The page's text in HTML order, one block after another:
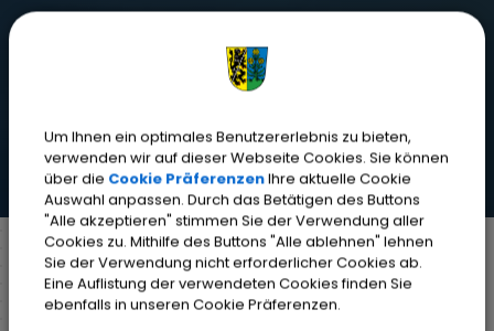
Markt Weisendorf
Service-Links
Inhaltsverzeichnis
Um Ihnen ein optimales Benutzererlebnis zu bieten,
verwenden wir auf dieser Webseite Cookies. Sie können
über die Cookie PräferenzenIhre aktuelle Cookie
Auswahl anpassen. Durch das Betätigen des Buttons
"Alle akzeptieren" stimmen Sie der Verwendung aller
Cookies zu. Mithilfe des Buttons "Alle ablehnen" lehnen
Sie der Verwendung nicht erforderlicher Cookies ab.
Eine Auflistung der verwendeten Cookies finden Sie
ebenfalls in unseren Cookie Präferenzen.